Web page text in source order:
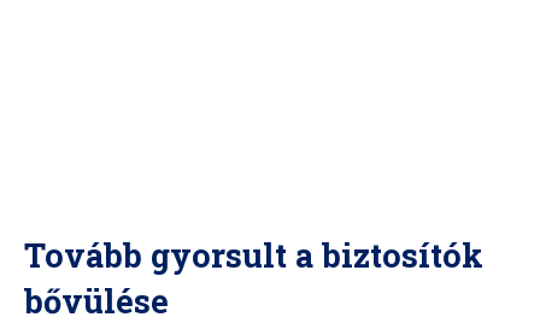
Tovább gyorsult a biztosítók
bővülése